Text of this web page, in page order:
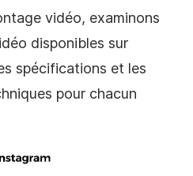
vidéo, examinons
disponibles sur
spécifications et les
pour chacun